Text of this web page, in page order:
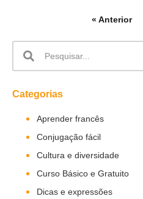
« Anterior
Categorias
Aprender francês
Conjugação fácil
Cultura e diversidade
Curso Básico e Gratuito
Dicas e expressões